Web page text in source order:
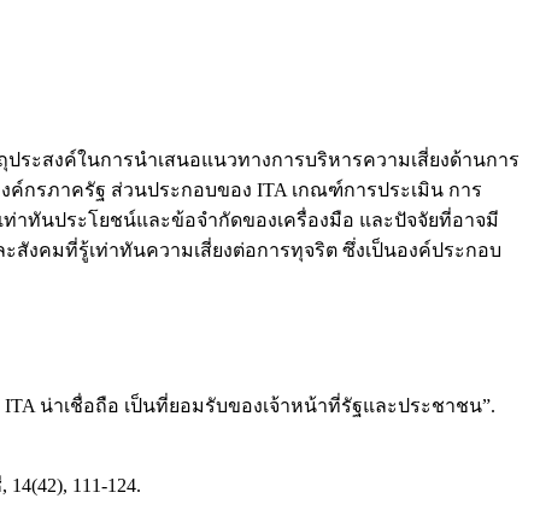
สงค์ในการนำเสนอแนวทางการบริหารความเสี่ยงด้านการ
ค์กรภาครัฐ ส่วนประกอบของ ITA เกณฑ์การประเมิน การ
าทันประโยชน์และข้อจำกัดของเครื่องมือ และปัจจัยที่อาจมี
สังคมที่รู้เท่าทันความเสี่ยงต่อการทุจริต ซึ่งเป็นองค์ประกอบ
น่าเชื่อถือ เป็นที่ยอมรับของเจ้าหน้าที่รัฐและประชาชน”.
111-124.